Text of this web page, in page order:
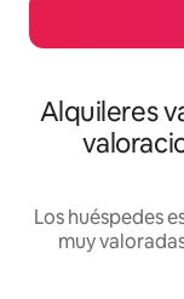
Alquileres
Los huéspedes
muy